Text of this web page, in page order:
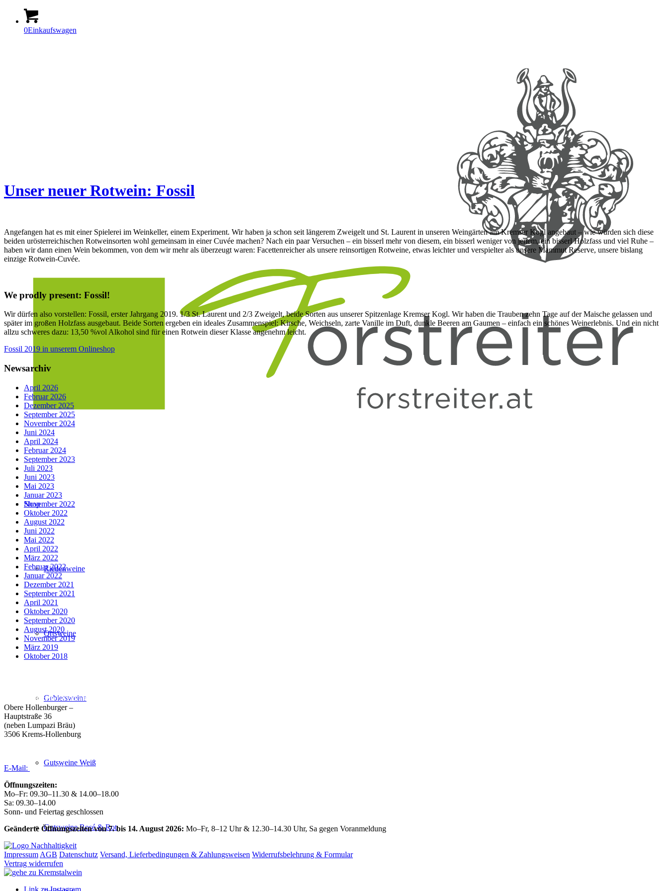
0Einkaufswagen
Shop
Riedenweine
Ortsweine
Gebietsweine
Gutsweine Weiß
Gutsweine Rosé & Rot
Unser neuer Rotwein: Fossil
Angefangen hat es mit einer Spielerei im Weinkeller, einem Experiment. Wir haben ja schon seit längerem Zweigelt und St. Laurent in unseren Weingärten am Kremser Kogl angebaut – wie würden sich diese
beiden urösterreichischen Rotweinsorten wohl gemeinsam in einer Cuvée machen? Nach ein paar Versuchen – ein bisserl mehr von diesem, ein bisserl weniger von jenem, ein bisserl Holzfass und viel Ruhe –
haben wir dann einen Wein bekommen, von dem wir mehr als überzeugt waren: Facettenreicher als unsere reinsortigen Rotweine, etwas leichter und verspielter als unsere Mammut Reserve, unsere bislang
einzige Rotwein-Cuvée.
We prodly present: Fossil!
Wir dürfen also vorstellen: Fossil, erster Jahrgang 2019. 1/3 St. Laurent und 2/3 Zweigelt, beide Sorten aus unserer Spitzenlage Kremser Kogl. Wir haben die Trauben zehn Tage auf der Maische gelassen und
später im großen Holzfass ausgebaut. Beide Sorten ergeben ein ideales Zusammenspiel: Kirsche, Weichseln, zarte Vanille im Duft, dunkle Beeren am Gaumen – einfach ein schönes Weinerlebnis. Und ein nicht
allzu schweres dazu: 13,50 %vol Alkohol sind für einen Rotwein dieser Klasse angenehm leicht.
Fossil 2019 in unserem Onlineshop
Newsarchiv
April 2026
Februar 2026
Dezember 2025
September 2025
November 2024
Juni 2024
April 2024
Februar 2024
September 2023
Juli 2023
Juni 2023
Mai 2023
Januar 2023
November 2022
Oktober 2022
August 2022
Juni 2022
Mai 2022
April 2022
März 2022
Februar 2022
Januar 2022
Dezember 2021
September 2021
April 2021
Oktober 2020
September 2020
August 2020
November 2019
März 2019
Oktober 2018
Büro/Weinkeller/Verkauf:
Obere Hollenburger –
Hauptstraße 36
(neben Lumpazi Bräu)
3506 Krems-Hollenburg
E-Mail:
weingut@forstreiter.at
Öffnungszeiten:
Mo–Fr: 09.30–11.30 & 14.00–18.00
Sa: 09.30–14.00
Sonn- und Feiertag geschlossen
Geänderte Öffnungszeiten von 7. bis 14. August 2026: Mo–Fr, 8–12 Uhr & 12.30–14.30 Uhr, Sa gegen Voranmeldung
Impressum AGB Datenschutz Versand, Lieferbedingungen & Zahlungsweisen Widerrufsbelehrung & Formular
Vertrag widerrufen
Link zu Instagram